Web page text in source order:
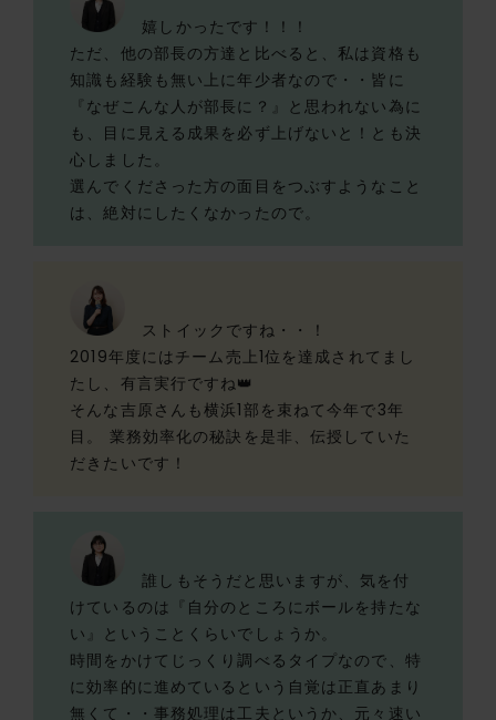
嬉しかったです！！！
ただ、他の部長の方達と比べると、私は資格も
知識も経験も無い上に年少者なので・・皆に
『なぜこんな人が部長に？』と思われない為に
も、目に見える成果を必ず上げないと！とも決
心しました。
選んでくださった方の面目をつぶすようなこと
は、絶対にしたくなかったので。
ストイックですね・・！
2019年度にはチーム売上1位を達成されてまし
たし、有言実行ですね👑
そんな吉原さんも横浜1部を束ねて今年で3年
目。 業務効率化の秘訣を是非、伝授していた
だきたいです！
誰しもそうだと思いますが、気を付
けているのは『自分のところにボールを持たな
い』ということくらいでしょうか。
時間をかけてじっくり調べるタイプなので、特
に効率的に進めているという自覚は正直あまり
無くて・・事務処理は工夫というか、元々速い